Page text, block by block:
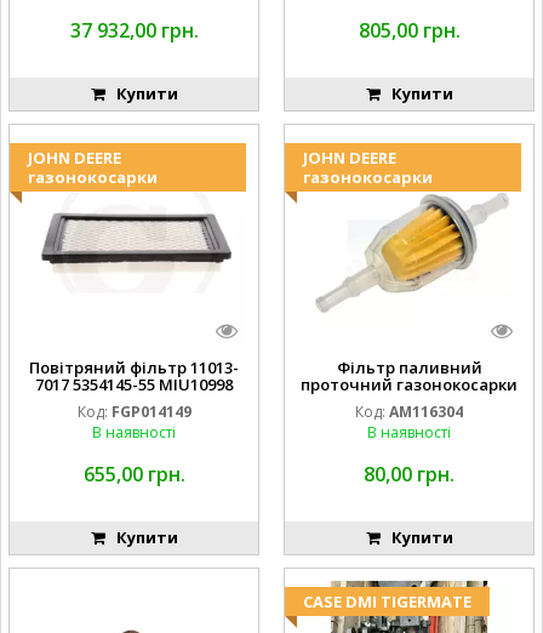
37 932,00 грн.
Купити
805,00 грн.
Купити
JOHN DEERE
газонокосарки
Повітряний фільтр 11013-
7017 5354145-55 MIU10998
Код: FGP014149
В наявності
655,00 грн.
Купити
JOHN DEERE
газонокосарки
Фільтр паливний
проточний газонокосарки
JOHN DEERE AM116304
GY20709
Код: AM116304
В наявності
80,00 грн.
Купити
CASE DMI TIGERMATE